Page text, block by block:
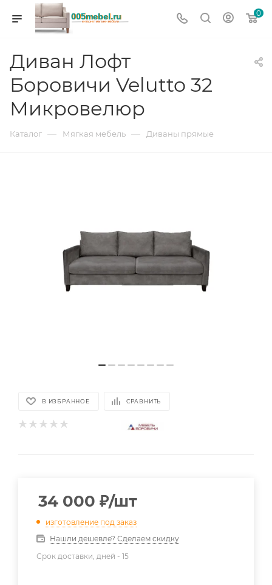
0
Диван Лофт
Боровичи Velutto 32
Микровелюр
Каталог — Мягкая мебель — Диваны прямые
В ИЗБРАННОЕ СРАВНИТЬ
34 000 ₽/шт
изготовление под заказ
Нашли дешевле? Сделаем скидку
Срок доставки, дней - 15